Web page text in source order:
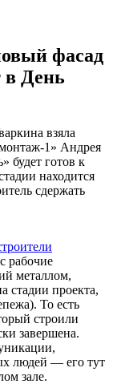
фасад
в День
взяла
1» Андрея
будет готов к
находится
сдержать
рабочие
металлом,
стадии проекта,
То есть
строили
завершена.
людей — его тут
зале.